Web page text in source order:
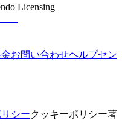
Licensing
お問い合わせヘルプセン
シークッキーポリシー著